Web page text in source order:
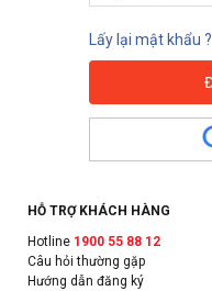
Lấy lại mật khẩu ?
HỖ TRỢ KHÁCH HÀNG
Hotline 1900 55 88 12
Câu hỏi thường gặp
Hướng dẫn đăng ký